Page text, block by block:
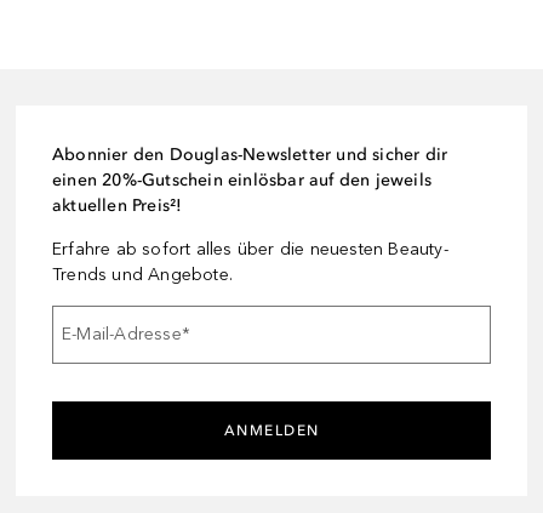
Abonnier den Douglas-Newsletter und sicher dir
einen 20%-Gutschein einlösbar auf den jeweils
aktuellen Preis²!
Erfahre ab sofort alles über die neuesten Beauty-
Trends und Angebote.
E-Mail-Adresse*
ANMELDEN